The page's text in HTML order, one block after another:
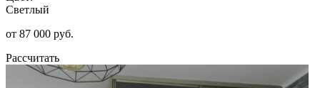
Светлый
от 87 000 руб.
Рассчитать